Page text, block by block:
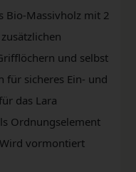
Bio-Massivholz mit 2
und selbst
für sicheres Ein- und
das Lara
Ordnungselement
vormontiert